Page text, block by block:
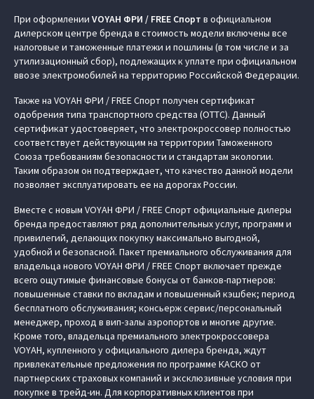
При оформлении VOYAH ФРИ / FREE Спорт в официальном
дилерском центре бренда в стоимость модели включены все
налоговые и таможенные платежи и пошлины (в том числе и за
утилизационный сбор), подлежащих к уплате при официальном
ввозе электромобилей на территорию Российской Федерации.
Также на VOYAH ФРИ / FREE Спорт получен сертификат
одобрения типа транспортного средства (ОТТС). Данный
сертификат удостоверяет, что электрокроссовер полностью
соответствует действующим на территории Таможенного
Союза требованиям безопасности и стандартам экологии.
Таким образом он подтверждает, что качество данной модели
позволяет эксплуатировать ее на дорогах России.
Вместе с новым VOYAH ФРИ / FREE Спорт официальные дилеры
бренда предоставляют ряд дополнительных услуг, программ и
привилегий, делающих покупку максимально выгодной,
удобной и безопасной. Пакет премиального обслуживания для
владельца нового VOYAH ФРИ / FREE Спорт включает прежде
всего ощутимые финансовые бонусы от банков-партнеров:
повышенные ставки по вкладам и повышенный кэшбек; период
бесплатного обслуживания; консьерж сервис/персональный
менеджер, проход в вип-залы аэропортов и многие другие.
Кроме того, владельца премиального электрокроссовера
VOYAH, купленного у официального дилера бренда, ждут
привлекательные предложения по программе КАСКО от
партнерских страховых компаний и эксклюзивные условия при
покупке в трейд-ин. Для корпоративных клиентов при